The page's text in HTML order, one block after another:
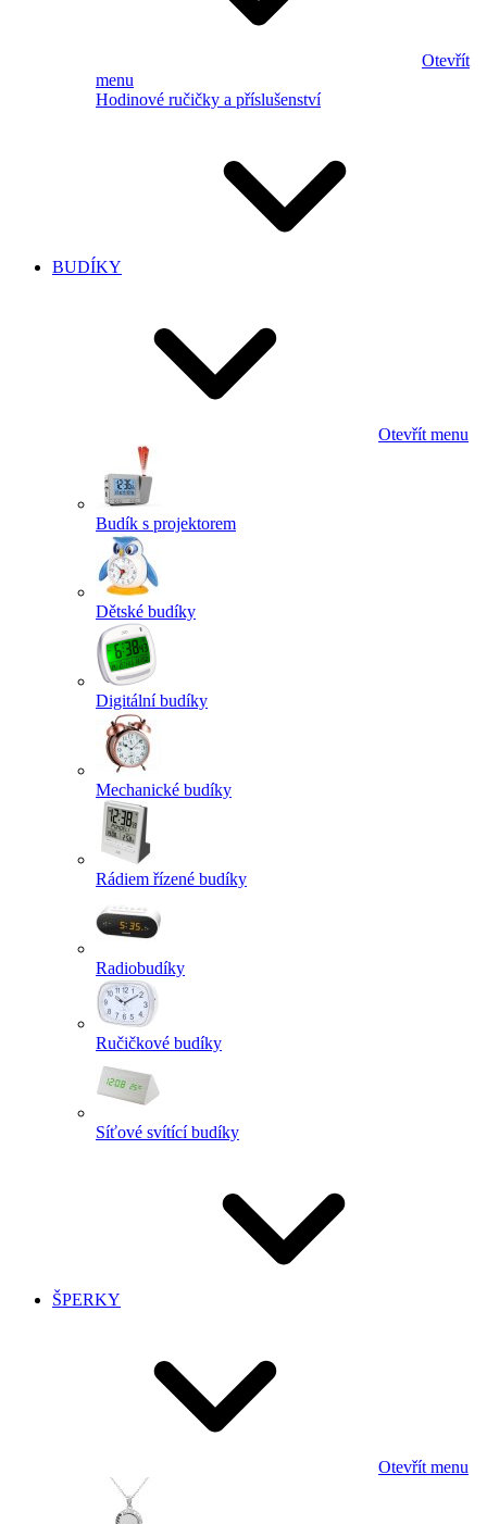
Otevřít
menu
Hodinové ručičky a příslušenství
BUDÍKY
Otevřít menu
Budík s projektorem
Dětské budíky
Digitální budíky
Mechanické budíky
Rádiem řízené budíky
Radiobudíky
Ručičkové budíky
Síťové svítící budíky
ŠPERKY
Otevřít menu